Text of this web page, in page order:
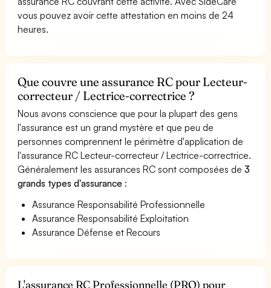
vous pouvez avoir cette attestation en moins de 24
heures.
Que couvre une assurance RC pour Lecteur-
correcteur / Lectrice-correctrice ?
Nous avons conscience que pour la plupart des gens
l'assurance est un grand mystère et que peu de
personnes comprennent le périmètre d'application de
l'assurance RC Lecteur-correcteur / Lectrice-correctrice.
Généralement les assurances RC sont composées de3
grands types d'assurance :
Assurance Responsabilité Professionnelle
Assurance Responsabilité Exploitation
Assurance Défense et Recours
L'assurance RC Professionnelle (PRO) pour